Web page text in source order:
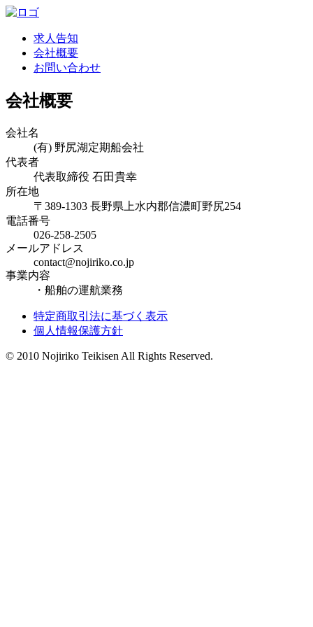
求人告知
会社概要
お問い合わせ
会社概要
会社名
(有) 野尻湖定期船会社
代表者
代表取締役 石田貴幸
所在地
〒389-1303 長野県上水内郡信濃町野尻254
電話番号
026-258-2505
メールアドレス
contact@nojiriko.co.jp
事業内容
・船舶の運航業務
特定商取引法に基づく表示
個人情報保護方針
© 2010 Nojiriko Teikisen All Rights Reserved.